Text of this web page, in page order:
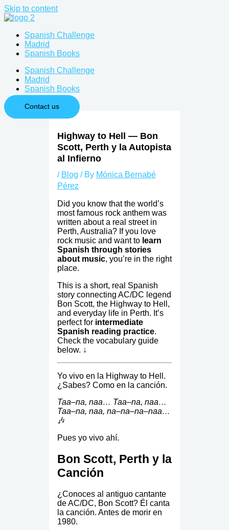
Skip to content
Spanish Challenge
Madrid
Spanish Books
Spanish Challenge
Madrid
Spanish Books
Contact us
Highway to Hell — Bon
Scott, Perth y la Autopista
al Infierno
/ Blog / By Mónica Bernabé
Pérez
Did you know that the world’s
most famous rock anthem was
written about a real street in
Perth, Australia? If you love
rock music and want to learn
Spanish through stories
about music, you’re in the right
place.
This is a short, real Spanish
story connecting AC/DC legend
Bon Scott, the Highway to Hell,
and everyday life in Perth. It’s
perfect for intermediate
Spanish reading practice.
Check the vocabulary guide
below. ↓
Yo vivo en la Highway to Hell.
¿Sabes? Como en la canción.
Taa–na, naa… Taa–na, naa…
Taa–na, naa, na–na–na–naa…
🎶
Pues yo vivo ahí.
Bon Scott, Perth y la
Canción
¿Conoces al antiguo cantante
de AC/DC, Bon Scott? Él canta
la canción. Antes de morir en
1980.